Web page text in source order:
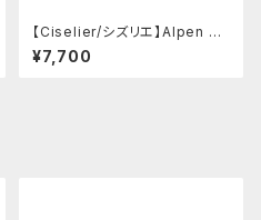
【Ciselier/シズリエ】Alpen Cu
cire 4" Sewing Scissors
¥7,700